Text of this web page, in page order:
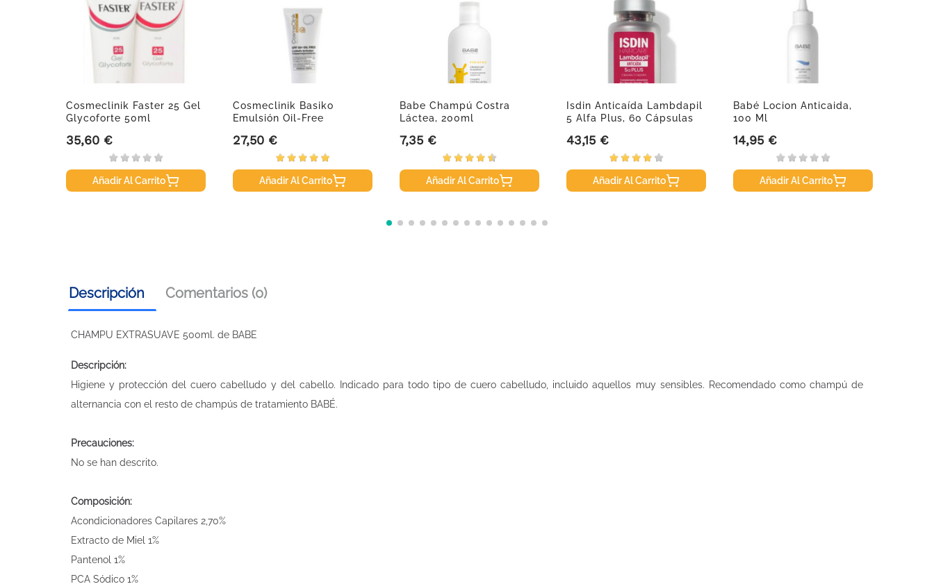
Cosmeclinik Faster 25 Gel
Glycoforte 50ml
Precio
35,60 €
Añadir Al Carrito
Cosmeclinik Basiko
Emulsión Oil-Free
Precio
27,50 €
Añadir Al Carrito
Babe Champú Costra
Láctea, 200ml
Precio
7,35 €
Añadir Al Carrito
Isdin Anticaída Lambdapil
5 Alfa Plus, 60 Cápsulas
Precio
43,15 €
Añadir Al Carrito
Babé Locion Anticaida,
100 Ml
Precio
14,95 €
Añadir Al Carrito
Descripción Comentarios (0)
CHAMPU EXTRASUAVE 500ml. de BABE
Descripción:
Higiene y protección del cuero cabelludo y del cabello. Indicado para todo tipo de cuero cabelludo, incluido aquellos muy sensibles. Recomendado como champú de
alternancia con el resto de champús de tratamiento BABÉ.
Precauciones:
No se han descrito.
Composición:
Acondicionadores Capilares 2,70%
Extracto de Miel 1%
Pantenol 1%
PCA Sódico 1%